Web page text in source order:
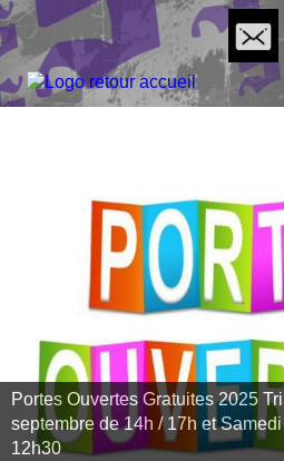
La discipline (Trial)
Installations (Trial)
Cours (Trial)
Stages (Trial)
Formation continue
Démonstrations
Portes Ouvertes Gratuites 2025
septembre de 14h / 17h et
12h30